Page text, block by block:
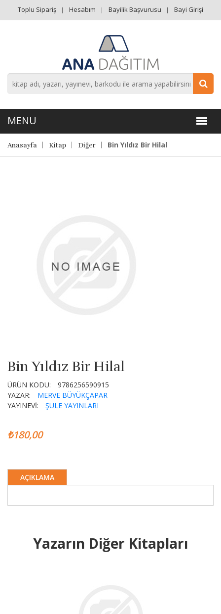
Toplu Sipariş Hesabım Bayilik Başvurusu Bayi Girişi
Anasayfa Kitap Diğer Bin Yıldız Bir Hilal
Bin Yıldız Bir Hilal
ÜRÜN KODU:
9786256590915
YAZAR:
MERVE BÜYÜKÇAPAR
YAYINEVİ:
ŞULE YAYINLARI
₺180,00
AÇIKLAMA
Yazarın Diğer Kitapları